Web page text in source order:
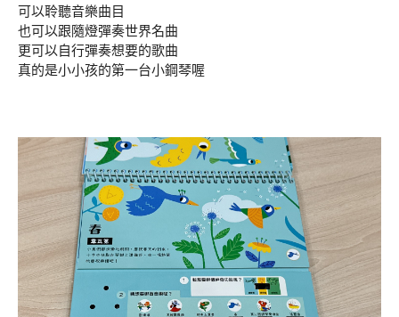
可以聆聽音樂曲目
也可以跟隨燈彈奏世界名曲
更可以自行彈奏想要的歌曲
真的是小小孩的第一台小鋼琴喔